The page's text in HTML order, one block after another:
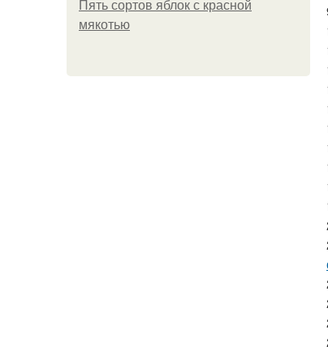
Пять сортов яблок с красной
мякотью